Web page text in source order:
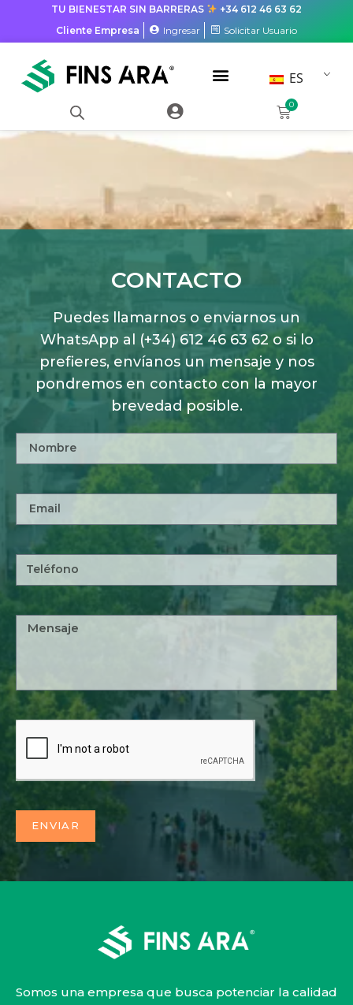
TU BIENESTAR SIN BARRERAS
+34 612 46 63 62
Cliente Empresa
Ingresar Solicitar Usuario
ES
0
CONTACTO
Puedes llamarnos o enviarnos un
WhatsApp al (+34) 612 46 63 62 o si lo
prefieres, envíanos un mensaje y nos
pondremos en contacto con la mayor
brevedad posible.
ENVIAR
Somos una empresa que busca potenciar la calidad